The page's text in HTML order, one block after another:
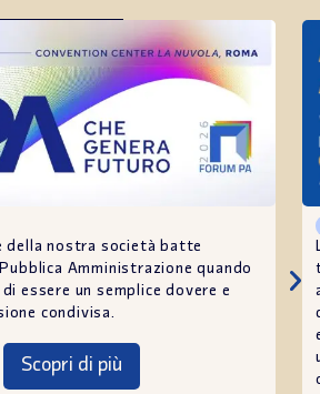
della nostra società batte
Amministrazione quando
essere un semplice dovere e
condivisa.
Scopri di più